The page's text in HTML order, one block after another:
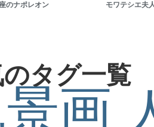
のナポレオン モワテシエ夫
のタグ一覧
画